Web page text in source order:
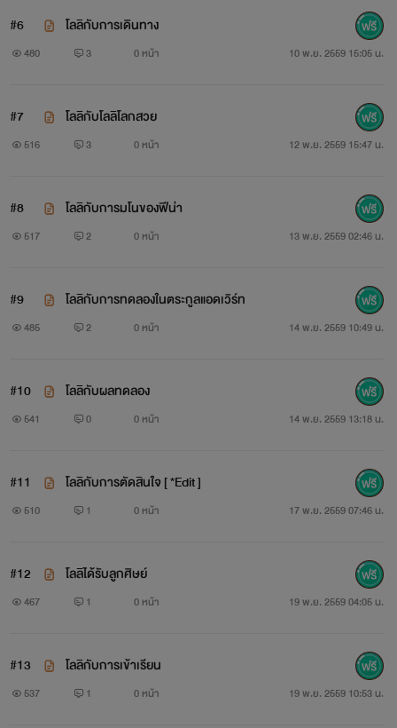
#6 โลลิกับการเดินทาง
480 3 0 หน้า 10 พ.ย. 2559 15:05 น.
#7 โลลิกับโลลิโลกสวย
516 3 0 หน้า 12 พ.ย. 2559 15:47 น.
#8 โลลิกับการมโนของฟีน่า
517 2 0 หน้า 13 พ.ย. 2559 02:46 น.
#9 โลลิกับการทดลองในตระกูลแอดเวิร์ท
485 2 0 หน้า 14 พ.ย. 2559 10:49 น.
#10 โลลิกับผลทดลอง
541 0 0 หน้า 14 พ.ย. 2559 13:18 น.
#11 โลลิกับการตัดสินใจ [ *Edit ]
510 1 0 หน้า 17 พ.ย. 2559 07:46 น.
#12 โลลิได้รับลูกศิษย์
467 1 0 หน้า 19 พ.ย. 2559 04:05 น.
#13 โลลิกับการเข้าเรียน
537 1 0 หน้า 19 พ.ย. 2559 10:53 น.